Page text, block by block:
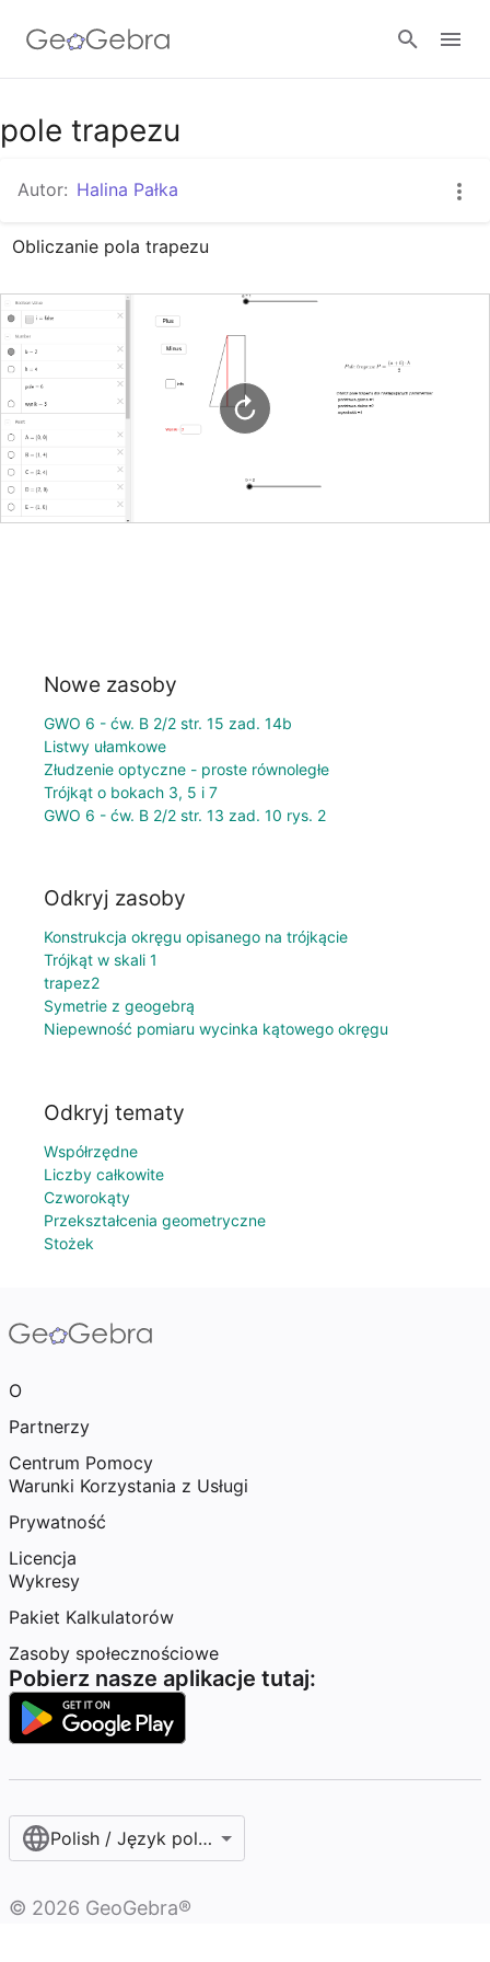
Google Classroom
GeoGebra Classroom
pole trapezu
Autor: Halina Pałka
Obliczanie pola trapezu
Nowe zasoby
GWO 6 - ćw. B 2/2 str. 15 zad. 14b
Listwy ułamkowe
Złudzenie optyczne - proste równoległe
Trójkąt o bokach 3, 5 i 7
GWO 6 - ćw. B 2/2 str. 13 zad. 10 rys. 2
Odkryj zasoby
Konstrukcja okręgu opisanego na trójkącie
Trójkąt w skali 1
trapez2
Symetrie z geogebrą
Niepewność pomiaru wycinka kątowego okręgu
Odkryj tematy
Współrzędne
Liczby całkowite
Czworokąty
Przekształcenia geometryczne
Stożek
O
Partnerzy
Centrum Pomocy
Warunki Korzystania z Usługi
Prywatność
Licencja
Wykresy
Pakiet Kalkulatorów
Zasoby społecznościowe
Pobierz nasze aplikacje tutaj:
Polish / Język polski‎
© 2026 GeoGebra®